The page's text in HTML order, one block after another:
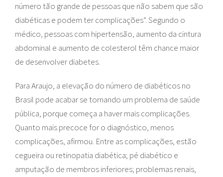
número tão grande de pessoas que não sabem que são
diabéticas e podem ter complicações”. Segundo o
médico, pessoas com hipertensão, aumento da cintura
abdominal e aumento de colesterol têm chance maior
de desenvolver diabetes.
Para Araujo, a elevação do número de diabéticos no
Brasil pode acabar se tornando um problema de saúde
pública, porque começa a haver mais complicações.
Quanto mais precoce for o diagnóstico, menos
complicações, afirmou. Entre as complicações, estão
cegueira ou retinopatia diabética; pé diabético e
amputação de membros inferiores; problemas renais,